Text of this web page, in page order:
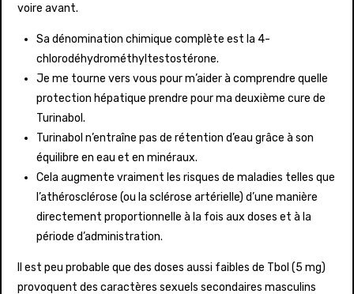
voire avant.
Sa dénomination chimique complète est la 4-
chlorodéhydrométhyltestostérone.
Je me tourne vers vous pour m’aider à comprendre quelle
protection hépatique prendre pour ma deuxième cure de
Turinabol.
Turinabol n’entraîne pas de rétention d’eau grâce à son
équilibre en eau et en minéraux.
Cela augmente vraiment les risques de maladies telles que
l’athérosclérose (ou la sclérose artérielle) d’une manière
directement proportionnelle à la fois aux doses et à la
période d’administration.
Il est peu probable que des doses aussi faibles de Tbol (5 mg)
provoquent des caractères sexuels secondaires masculins